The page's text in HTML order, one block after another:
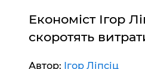
Економіст Ігор
скоротять
Автор: Ігор Ліпсіц